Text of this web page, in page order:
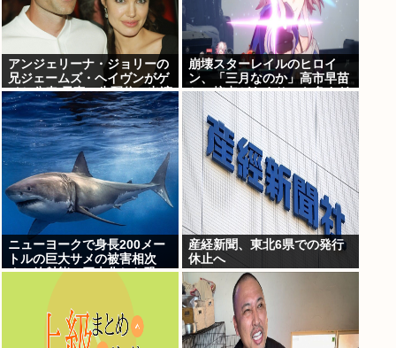
アンジェリーナ・ジョリーの
兄ジェームズ・ヘイヴンがゲ
イと公表 元妻の生配信に出演
しカミングアウト ヤフコメ
「顔見ればわかる」
崩壊スターレイルのヒロイ
ン、「三月なのか」高市早苗
との接点があまりにも多すぎ
る。もしかして早苗がモデ
ル？
ニューヨークで身長200メー
トルの巨大サメの被害相次
ぐ、放射能で巨大化した恐
産経新聞、東北6県での発行
休止へ